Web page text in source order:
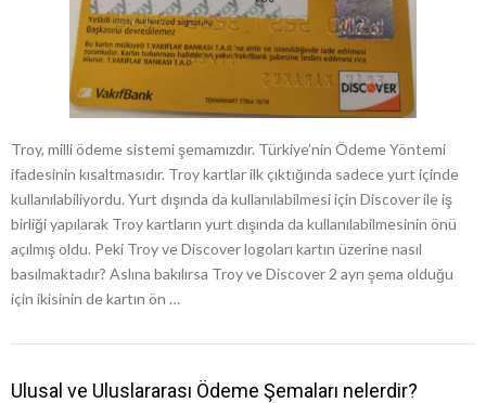
Troy, milli ödeme sistemi şemamızdır. Türkiye’nin Ödeme Yöntemi
ifadesinin kısaltmasıdır. Troy kartlar ilk çıktığında sadece yurt içinde
kullanılabiliyordu. Yurt dışında da kullanılabilmesi için Discover ile iş
birliği yapılarak Troy kartların yurt dışında da kullanılabilmesinin önü
açılmış oldu. Peki Troy ve Discover logoları kartın üzerine nasıl
basılmaktadır? Aslına bakılırsa Troy ve Discover 2 ayrı şema olduğu
için ikisinin de kartın ön …
Ulusal ve Uluslararası Ödeme Şemaları nelerdir?